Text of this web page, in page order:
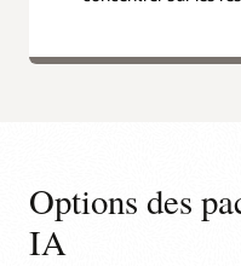
Options des
IA